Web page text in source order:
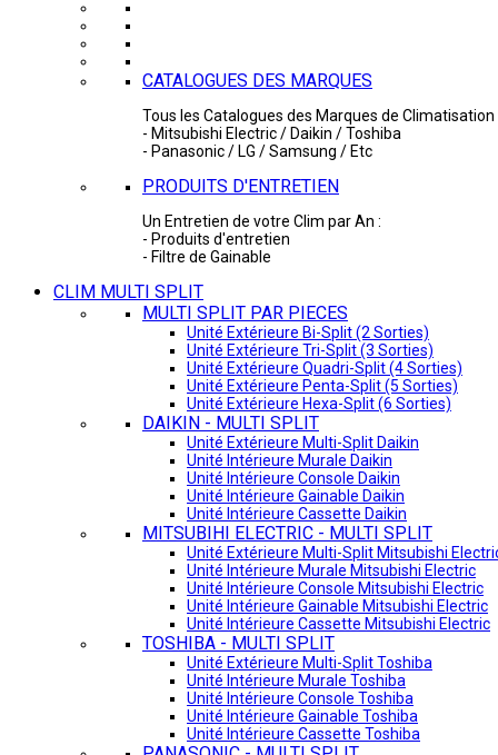
CATALOGUES DES MARQUES
Tous les Catalogues des Marques de Climatisation
- Mitsubishi Electric / Daikin / Toshiba
- Panasonic / LG / Samsung / Etc
PRODUITS D'ENTRETIEN
Un Entretien de votre Clim par An :
- Produits d'entretien
- Filtre de Gainable
CLIM MULTI SPLIT
MULTI SPLIT PAR PIECES
Unité Extérieure Bi-Split (2 Sorties)
Unité Extérieure Tri-Split (3 Sorties)
Unité Extérieure Quadri-Split (4 Sorties)
Unité Extérieure Penta-Split (5 Sorties)
Unité Extérieure Hexa-Split (6 Sorties)
DAIKIN - MULTI SPLIT
Unité Extérieure Multi-Split Daikin
Unité Intérieure Murale Daikin
Unité Intérieure Console Daikin
Unité Intérieure Gainable Daikin
Unité Intérieure Cassette Daikin
MITSUBIHI ELECTRIC - MULTI SPLIT
Unité Extérieure Multi-Split Mitsubishi
Unité Intérieure Murale Mitsubishi Electric
Unité Intérieure Console Mitsubishi Electric
Unité Intérieure Gainable Mitsubishi Electric
Unité Intérieure Cassette Mitsubishi Electric
TOSHIBA - MULTI SPLIT
Unité Extérieure Multi-Split Toshiba
Unité Intérieure Murale Toshiba
Unité Intérieure Console Toshiba
Unité Intérieure Gainable Toshiba
Unité Intérieure Cassette Toshiba